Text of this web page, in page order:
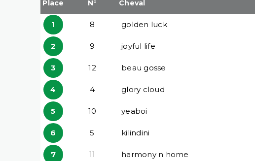
Place N° Cheval
1 8 golden luck
2 9 joyful life
3 12 beau gosse
4 4 glory cloud
5 10 yeaboi
6 5 kilindini
7 11 harmony n home